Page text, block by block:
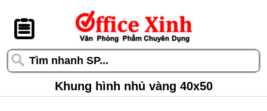
󰆎
Khung hình nhủ vàng 40x50